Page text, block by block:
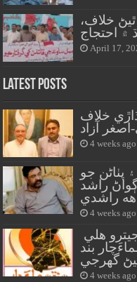
خلاف،
۾ احتجاج
April 17,
Latest Posts
خلاف
اصغر آزاد
4 weeks ago
پٺاڻن جو
راشد
راشدي
4 weeks ago
بند
گهرجي
4 weeks ago